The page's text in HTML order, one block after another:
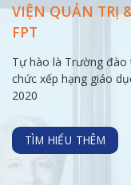
VIỆN QUẢN TRỊ
FPT
Tự hào là Trường
chức xếp hạng giáo
2020
TÌM HIỂU THÊM